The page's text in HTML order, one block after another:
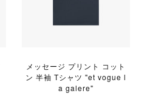
メッセージ プリント コット
ン 半袖 Tシャツ "et vogue l
a galere"